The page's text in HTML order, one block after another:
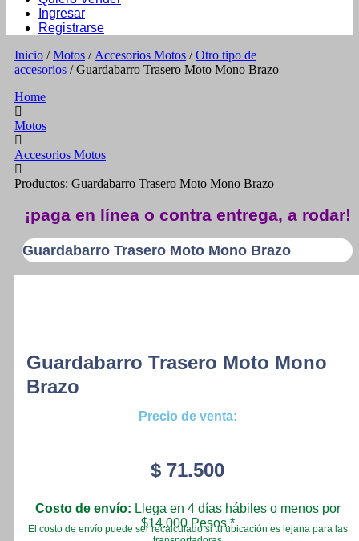
Ingresar
Registrarse
Inicio /Motos / Accesorios Motos /Otro tipo de
accesorios / Guardabarro Trasero Moto Mono Brazo
Home
Motos
Accesorios Motos
Productos: Guardabarro Trasero Moto Mono Brazo
¡paga en línea o contra entrega, a rodar!
Guardabarro Trasero Moto Mono Brazo
Guardabarro Trasero Moto Mono
Brazo
Precio de venta:
$ 71.500
Costo de envío: Llega en 4 días hábiles o menos por
$14.000 Pesos.*
El costo de envío puede ser recalculado si tu ubicación es lejana para las